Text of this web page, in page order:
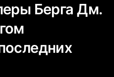
Берга Дм.